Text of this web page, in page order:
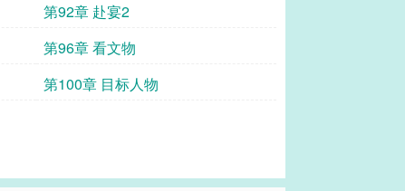
第92章 赴宴2
第96章 看文物
第100章 目标人物